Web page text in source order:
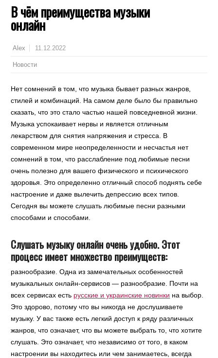
В чём преимущества музыки
онлайн
Alex 11.12.2022
Новости
Нет сомнений в том, что музыка бывает разных жанров,
стилей и комбинаций. На самом деле было бы правильно
сказать, что это стало частью нашей повседневной жизни.
Музыка успокаивает нервы и является отличным
лекарством для снятия напряжения и стресса. В
современном мире неопределенности и несчастья нет
сомнений в том, что расслабление под любимые песни
очень полезно для вашего физического и психического
здоровья. Это определенно отличный способ поднять себе
настроение и даже вылечить депрессию всех типов.
Сегодня вы можете слушать любимые песни разными
способами и способами.
Слушать музыку онлайн очень удобно. Этот
процесс имеет множество преимуществ:
разнообразие. Одна из замечательных особенностей
музыкальных онлайн-сервисов — разнообразие. Почти на
всех сервисах есть русские и украинские новинки на выбор.
Это здорово, потому что вы никогда не дослушиваете
музыку. У вас также есть легкий доступ к ряду различных
жанров, что означает, что вы можете выбрать то, что хотите
слушать. Это означает, что независимо от того, в каком
настроении вы находитесь или чем занимаетесь, всегда